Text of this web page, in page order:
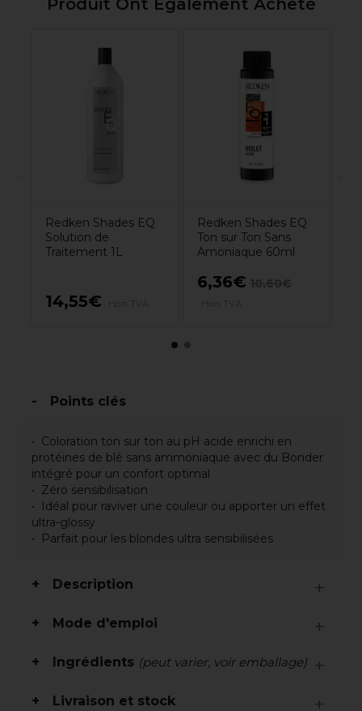
Produit Ont Également Acheté
Redken Shades EQ
Solution de
Traitement 1L
14,55€
Redken Shades EQ
Ton sur Ton Sans
Amoniaque 60ml
6,36€
Points clés
Coloration ton sur ton au pH acide enrichi en
protéines de blé sans ammoniaque avec du Bonder
intégré pour un confort optimal
Zéro sensibilisation
Idéal pour raviver une couleur ou apporter un effet
ultra-glossy
Parfait pour les blondes ultra sensibilisées
Description
Mode d'emploi
Ingrédients (peut varier, voir emballage)
Livraison et stock